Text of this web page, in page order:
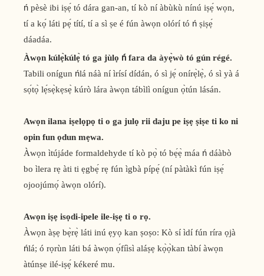
ń pèsè ibi iṣẹ́ tó dára gan-an, tí kò ní àbùkù nínú iṣẹ́ wọn,
tí a kọ́ láti pẹ́ títí, tí a sì ṣe é fún àwọn olórí tó ń ṣiṣẹ́
dáadáa.
Àwọn kúlẹ̀kúlẹ̀ tó ga jùlọ ń fara da àyẹ̀wò tó gún régé.
Tabili onígun ńlá náà ní ìrísí dídán, ó sì jẹ́ onírẹ̀lẹ̀, ó sì yà á
sọ́tọ̀ lẹ́sẹ̀kẹsẹ̀ kúrò lára ​​àwọn tábìlì onígun ọ̀tún lásán.
Awọn ilana iṣelọpọ ti o ga julọ rii daju pe iṣẹ ṣiṣe ti ko ni
opin fun ọdun mẹwa.
Àwọn ìtújáde formaldehyde tí kò pọ̀ tó bẹ́ẹ̀ máa ń dáàbò
bo ìlera rẹ àti ti ẹgbẹ́ rẹ fún ìgbà pípẹ́ (ní pàtàkì fún iṣẹ́
ojoojúmọ́ àwọn olórí).
Awọn iṣẹ isọdi-ipele ile-iṣẹ ti o rọ.
Àwọn àṣẹ bẹ̀rẹ̀ láti inú ẹyọ kan ṣoṣo: Kò sí ìdí fún ríra ọjà
ńlá; ó rọrùn láti bá àwọn ọ́fíìsì aláṣẹ kọ̀ọ̀kan tàbí àwọn
àtúnṣe ilé-iṣẹ́ kékeré mu.